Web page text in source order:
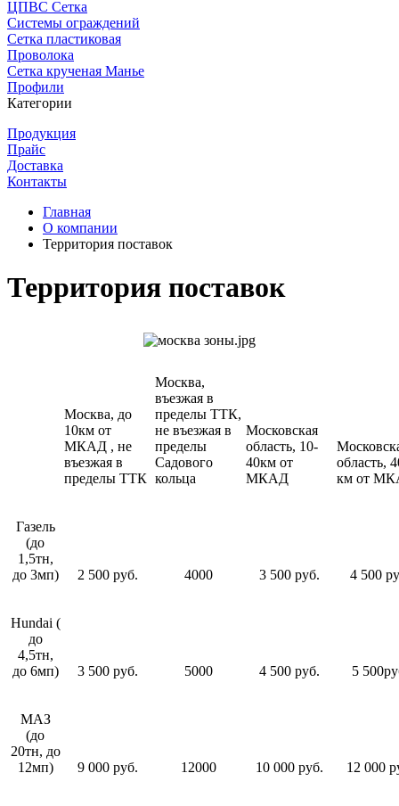
ЦПВС Сетка
Системы ограждений
Сетка пластиковая
Проволока
Сетка крученая Манье
Профили
Категории
Продукция
Прайс
Доставка
Контакты
Главная
О компании
Территория поставок
Территория поставок
Москва, до
10км от
МКАД , не
въезжая в
пределы ТТК
Москва,
въезжая в
пределы ТТК,
не въезжая в
пределы
Садового
кольца
Московская
область, 10-
40км от
МКАД
область,
км от
Газель
(до
1,5тн,
до 3мп)
2 500 руб. 4000 3 500 руб. 4 500
Hundai (
до
4,5тн,
до 6мп)
3 500 руб. 5000 4 500 руб. 5
МАЗ
(до
20тн, до
12мп)
9 000 руб. 12000 10 000 руб. 12 000